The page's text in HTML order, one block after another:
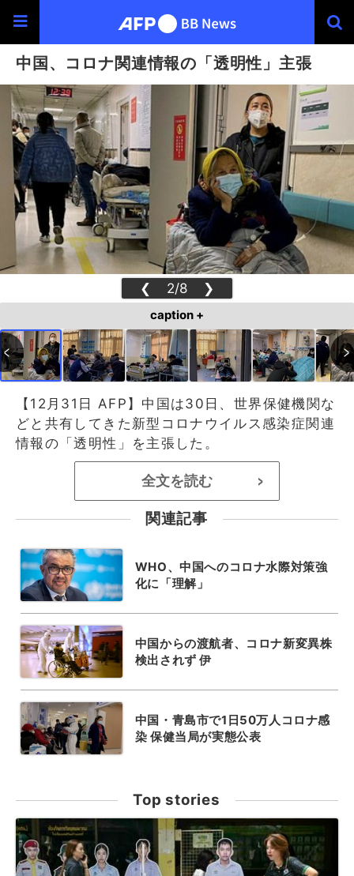
中国、コロナ関連情報の「透明性」主張
❮ 2/8 ❯
caption +
【12月31日 AFP】中国は30日、世界保健機関な
どと共有してきた新型コロナウイルス感染症関連
情報の「透明性」を主張した。
全文を読む >
関連記事
WHO、中国へのコロナ水際対策強
化に「理解」
中国からの渡航者、コロナ新変異株
検出されず 伊
中国・青島市で1日50万人コロナ感
染 保健当局が実態公表
Top stories